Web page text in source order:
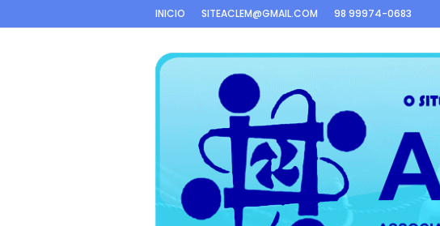
INICIO SITEACLEM@GMAIL.COM 98 99974-0683